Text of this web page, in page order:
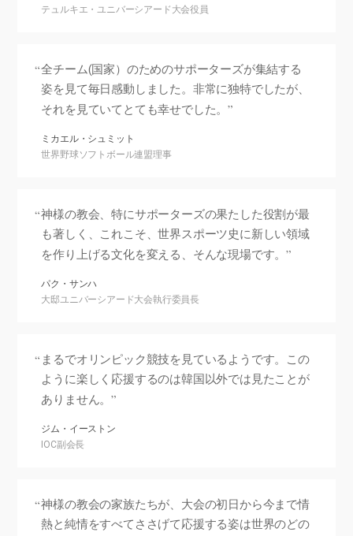
テュルキエ・ユニバーシアード大会役員
全チーム(国家）のためのサポーターズが集結する
姿を見て毎日感動しました。非常に独特でしたが、
それを見ていてとても幸せでした。
ミカエル・シュミット
世界野球ソフトボール連盟理事
神様の教会、特にサポーターズの果たした役割が最
も著しく、これこそ、世界スポーツ史に新しい領域
を作り上げる文化を変える、そんな現場です。
パク・サンハ
大邸ユニバーシアード大会執行委員長
まるでオリンピック競技を見ているようです。この
ように楽しく応援するのは韓国以外では見たことが
ありません。
ジム・イーストン
IOC副会長
神様の教会の家族たちが、大会の初日から今まで情
熱と純情をすべてささげて応援する姿は世界のどの